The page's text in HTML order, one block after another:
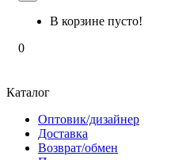
В корзине пусто!
0
Каталог
Оптовик/дизайнер
Доставка
Возврат/обмен